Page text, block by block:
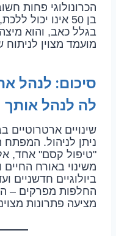
הכרונולוגי פחות
בן 50 אינו יכול
בגלל כאב, והוא
מועמד מצוין לניתוח
סיכום: לנהל
לה לנהל אותך
שינויים
ניתן לניהול. המפתח
"טיפול קסם" אחד,
משינוי באורח החיים
ביולוגיים חדשניים
החלפות מפרקים –
מציעה פתרונות